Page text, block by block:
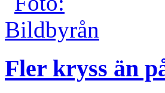
Fler kryss än